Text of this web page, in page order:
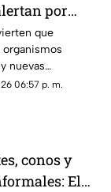
por
intentos de
la
que
nuevas
podrían afectar la
06:57 p. m.
conos y
El